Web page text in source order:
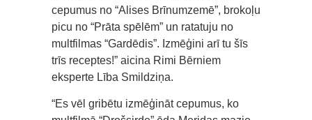
cepumus no “Alises Brīnumzemē”, brokoļu
picu no “Prāta spēlēm” un ratatuju no
multfilmas “Gardēdis”. Izmēģini arī tu šīs
trīs receptes!” aicina Rimi Bērniem
eksperte Lība Smildziņa.
“Es vēl gribētu izmēģināt cepumus, ko